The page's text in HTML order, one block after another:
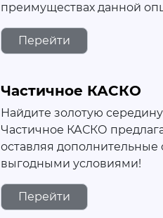
преимуществах данной
Перейти
Частичное КАСКО
Найдите золотую
Частичное КАСКО
оставляя
выгодными условиями!
Перейти